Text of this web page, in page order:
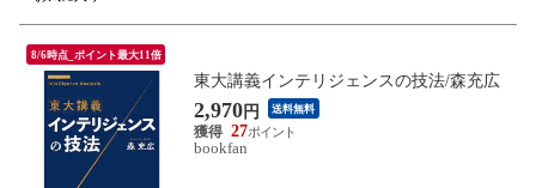
8/6時点_ポイント最大11倍
東大講義インテリジェンスの技法/森充広
2,970円 送料無料
27
bookfan